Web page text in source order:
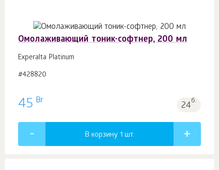
Омолаживающий тоник-софтнер, 200 мл
Experalta Platinum
#428820
45 Br 24б.
В корзину 1 шт.